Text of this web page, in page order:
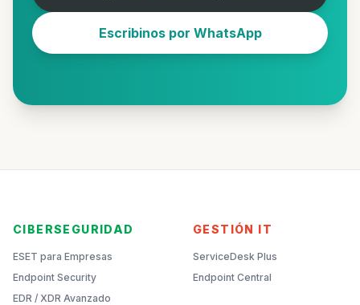
Escribinos por WhatsApp
CIBERSEGURIDAD
ESET para Empresas
Endpoint Security
EDR / XDR Avanzado
GESTIÓN IT
ServiceDesk Plus
Endpoint Central